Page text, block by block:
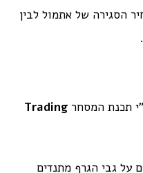
הסגירה של אתמול לבין
תכנת המסחר Trading
על גבי הגרף מתנדים